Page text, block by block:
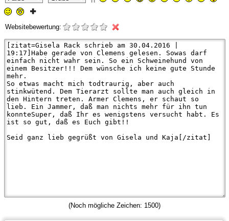
Websitebewertung:
(Noch mögliche Zeichen: 1500)